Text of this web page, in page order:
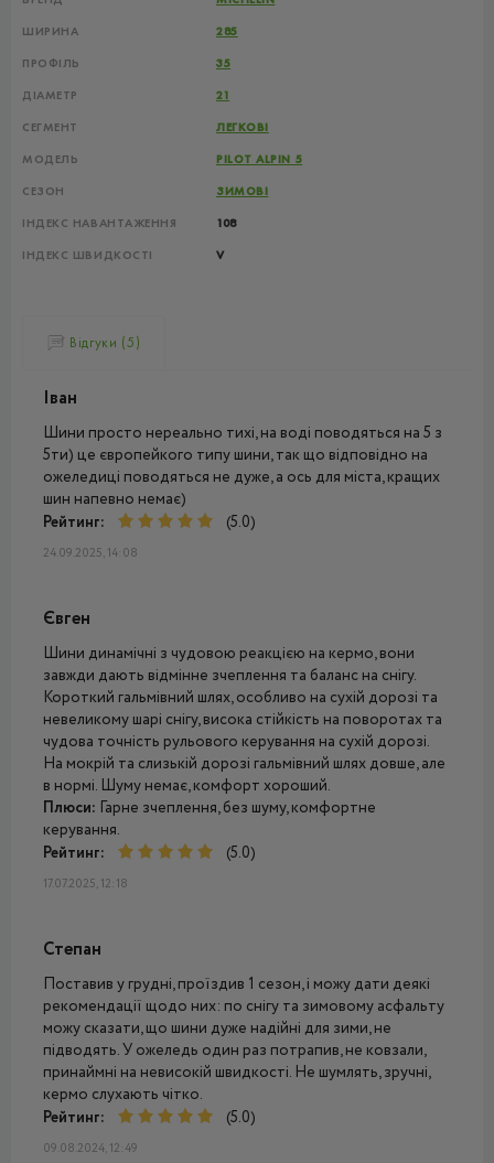
ШИРИНА 285
ПРОФІЛЬ 35
ДІАМЕТР 21
СЕГМЕНТ ЛЕГКОВІ
МОДЕЛЬ PILOT ALPIN 5
СЕЗОН ЗИМОВІ
ІНДЕКС НАВАНТАЖЕННЯ 108
ІНДЕКС ШВИДКОСТІ V
Відгуки (5)
Іван
Шини просто нереально тихі, на воді поводяться на 5 з
5ти) це європейкого типу шини, так що відповідно на
ожеледиці поводяться не дуже, а ось для міста, кращих
шин напевно немає)
Рейтинг:
(5.0)
24.09.2025, 14:08
Євген
Шини динамічні з чудовою реакцією на кермо, вони
завжди дають відмінне зчеплення та баланс на снігу.
Короткий гальмівний шлях, особливо на сухій дорозі та
невеликому шарі снігу, висока стійкість на поворотах та
чудова точність рульового керування на сухій дорозі.
На мокрій та слизькій дорозі гальмівний шлях довше, але
в нормі. Шуму немає, комфорт хороший.
Плюси: Гарне зчеплення, без шуму, комфортне
керування.
Рейтинг:
(5.0)
17.07.2025, 12:18
Степан
Поставив у грудні, проїздив 1 сезон, і можу дати деякі
рекомендації щодо них: по снігу та зимовому асфальту
можу сказати, що шини дуже надійні для зими, не
підводять. У ожеледь один раз потрапив, не ковзали,
принаймні на невисокій швидкості. Не шумлять, зручні,
кермо слухають чітко.
Рейтинг:
(5.0)
09.08.2024, 12:49